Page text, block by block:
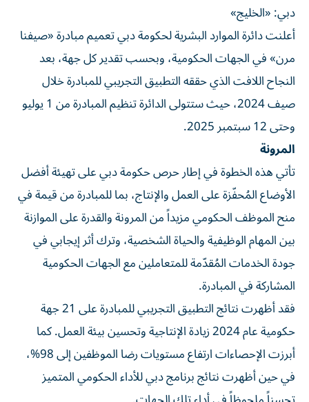
دبي: «الخليج»
أعلنت دائرة الموارد البشرية لحكومة دبي تعميم مبادرة «صيفنا
مرن» في الجهات الحكومية، وبحسب تقدير كل جهة، بعد
النجاح اللافت الذي حققه التطبيق التجريبي للمبادرة خلال
صيف 2024، حيث ستتولى الدائرة تنظيم المبادرة من 1 يوليو
وحتى 12 سبتمبر 2025.
المرونة
تأتي هذه الخطوة في إطار حرص حكومة دبي على تهيئة أفضل
الأوضاع المُحفّزة على العمل والإنتاج، بما للمبادرة من قيمة في
منح الموظف الحكومي مزيداً من المرونة والقدرة على الموازنة
بين المهام الوظيفية والحياة الشخصية، وترك أثر إيجابي في
جودة الخدمات المُقدّمة للمتعاملين مع الجهات الحكومية
المشاركة في المبادرة.
فقد أظهرت نتائج التطبيق التجريبي للمبادرة على 21 جهة
حكومية عام 2024 زيادة الإنتاجية وتحسين بيئة العمل. كما
أبرزت الإحصاءات ارتفاع مستويات رضا الموظفين إلى 98%،
في حين أظهرت نتائج برنامج دبي للأداء الحكومي المتميز